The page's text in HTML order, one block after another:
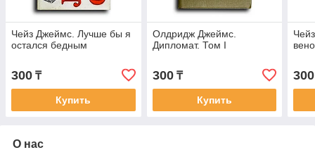
Чейз Джеймс. Лучше бы я
остался бедным
300 ₸
Купить
Олдридж Джеймс.
Дипломат. Том I
300₸
Купить
300
О нас